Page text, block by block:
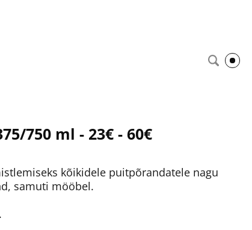
750 ml - 23€ - 60€
kõikidele puitpõrandatele nagu
samuti mööbel.